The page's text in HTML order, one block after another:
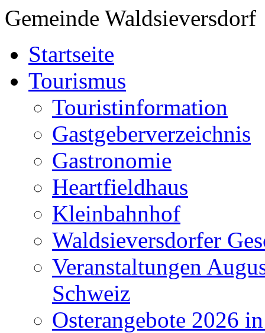
Gemeinde Waldsieversdorf
Startseite
Tourismus
Touristinformation
Gastgeberverzeichnis
Gastronomie
Heartfieldhaus
Kleinbahnhof
Waldsieversdorfer
Veranstaltungen
Schweiz
Osterangebote 2026